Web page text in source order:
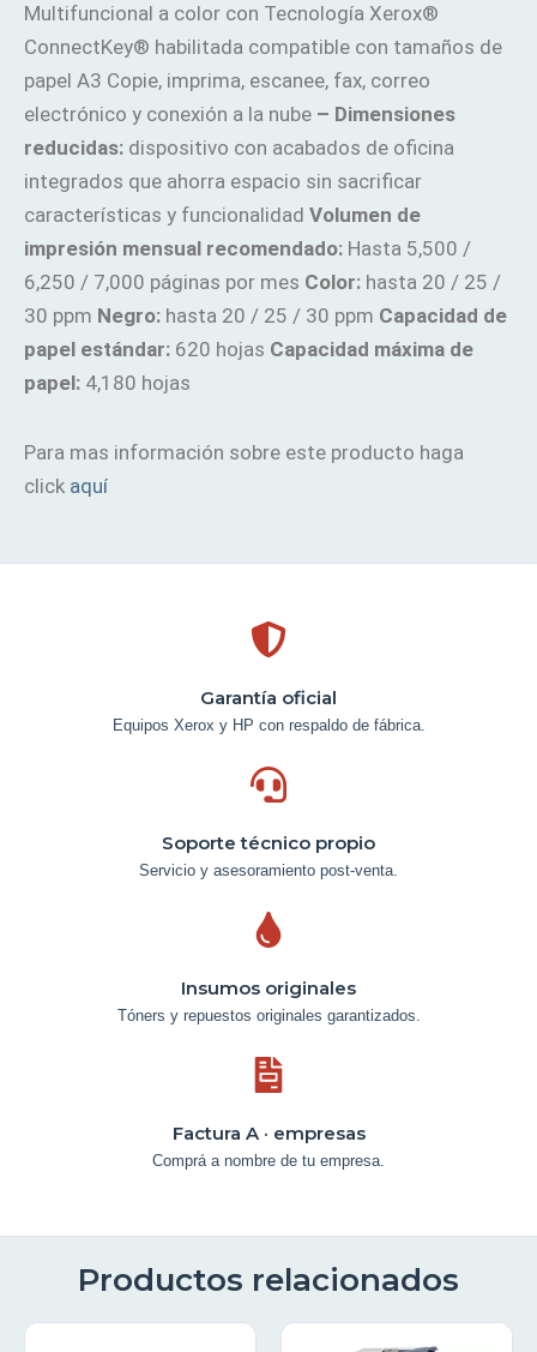
Multifuncional a color con Tecnología Xerox®
ConnectKey® habilitada compatible con tamaños de
papel A3 Copie, imprima, escanee, fax, correo
electrónico y conexión a la nube – Dimensiones
reducidas: dispositivo con acabados de oficina
integrados que ahorra espacio sin sacrificar
características y funcionalidad Volumen de
impresión mensual recomendado: Hasta 5,500 /
6,250 / 7,000 páginas por mes Color: hasta 20 / 25 /
30 ppm Negro: hasta 20 / 25 / 30 ppm Capacidad de
papel estándar: 620 hojas Capacidad máxima de
papel: 4,180 hojas
Para mas información sobre este producto haga
click aquí
Garantía oficial
Equipos Xerox y HP con respaldo de fábrica.
Soporte técnico propio
Servicio y asesoramiento post-venta.
Insumos originales
Tóners y repuestos originales garantizados.
Factura A · empresas
Comprá a nombre de tu empresa.
Productos relacionados